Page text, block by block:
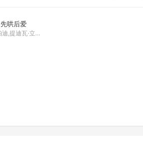
先哄后爱
布·米帕迪,提迪瓦·立帕拉赛